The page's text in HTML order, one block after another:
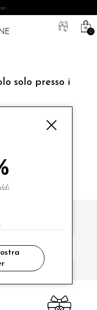
0
solo presso i
NEWSLETTER